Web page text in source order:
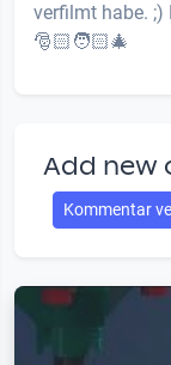
verfilmt habe. ;)
🎅🏻🧑🏻‍🎄
Add new
Kommentar